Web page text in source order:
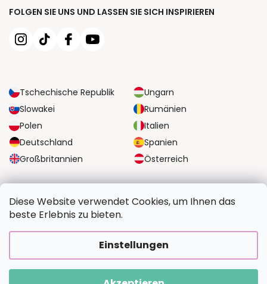
Diese Website verwendet Cookies, um Ihnen das
beste Erlebnis zu bieten.
Einstellungen
FOLGEN SIE UNS UND LASSEN SIE SICH INSPIRIEREN
Tschechische Republik
Ungarn
Slowakei
Rumänien
Polen
Italien
Deutschland
Spanien
Großbritannien
Österreich
SICHERE ZAHLUNGSOPTIONEN